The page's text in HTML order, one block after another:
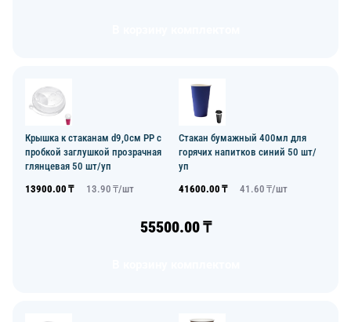
Крышка к стаканам d9,0см PP с
пробкой заглушкой прозрачная
глянцевая 50 шт/уп
13900.00 ₸ 13.90 ₸/шт
Стакан бумажный 400мл для
горячих напитков синий 50 шт/
уп
41600.00 ₸ 41.60 ₸/шт
55500.00₸